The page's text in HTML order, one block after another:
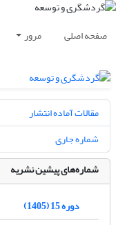
صفحه اصلی مرور
مقالات آماده انتشار
شماره جاری
شماره‌های پیشین نشریه
دوره 15 (1405)